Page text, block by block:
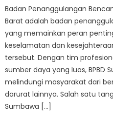
Badan Penanggulangan
Barat adalah badan
yang memainkan peran
keselamatan dan
tersebut. Dengan tim
sumber daya yang luas, BPBD
melindungi masyarakat dari
darurat lainnya. Salah satu
Sumbawa […]